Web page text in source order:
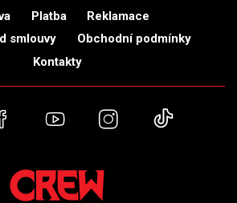
Platba
Reklamace
smlouvy
Obchodní podmínky
Kontakty
stránky
FacebookYouTubeInstagram